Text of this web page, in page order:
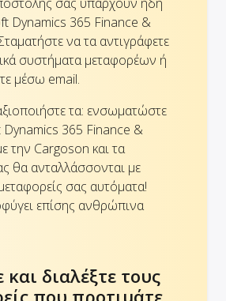
Dynamics 365 Finance &
να τα αντιγράφετε
συστήματα μεταφορέων ή
μέσω email.
τα: ενσωματώστε
365 Finance &
την Cargoson και τα
θα ανταλλάσσονται με
σας αυτόματα!
επίσης ανθρώπινα
και διαλέξτε τους
που προτιμάτε